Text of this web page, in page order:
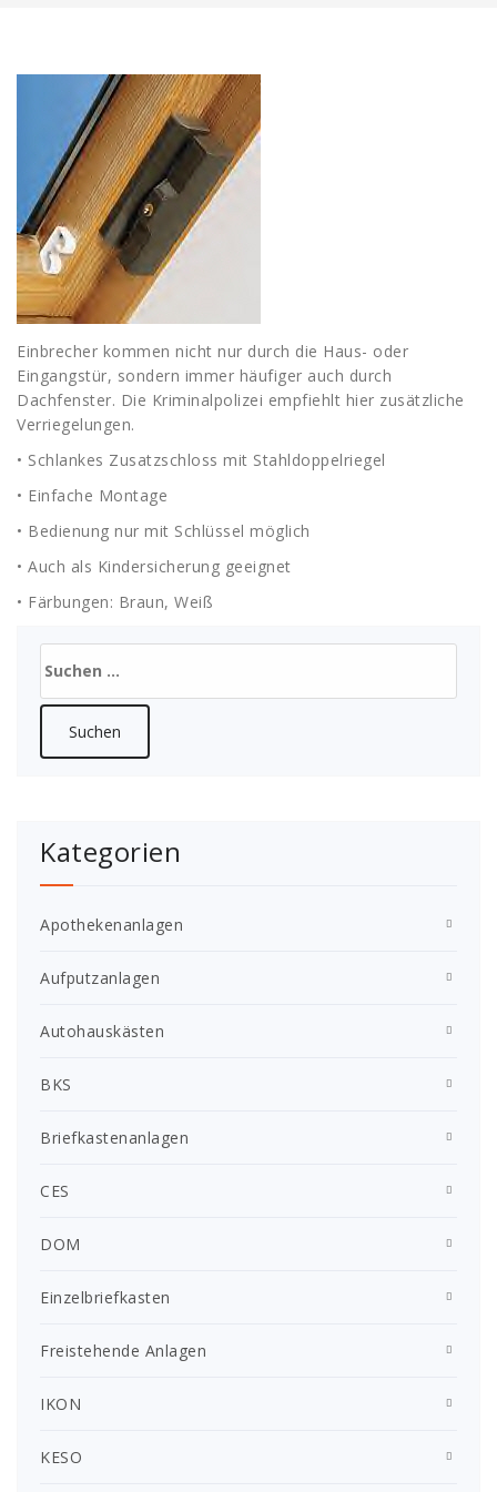
Einbrecher kommen nicht nur durch die Haus- oder
Eingangstür, sondern immer häufiger auch durch
Dachfenster. Die Kriminalpolizei empfiehlt hier zusätzliche
Verriegelungen.
• Schlankes Zusatzschloss mit Stahldoppelriegel
• Einfache Montage
• Bedienung nur mit Schlüssel möglich
• Auch als Kindersicherung geeignet
• Färbungen: Braun, Weiß
nach:
Kategorien
Apothekenanlagen
Aufputzanlagen
Autohauskästen
BKS
Briefkastenanlagen
CES
DOM
Einzelbriefkasten
Freistehende Anlagen
IKON
KESO